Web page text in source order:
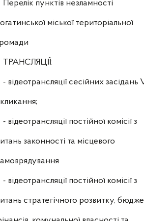
Перелік пунктів незламності
міської територіальної
ТРАНСЛЯЦІЇ:
- відеотрансляції сесійних засідань
- відеотрансляції постійної комісії з
законності та місцевого
- відеотрансляції постійної комісії з
стратегічного розвитку,